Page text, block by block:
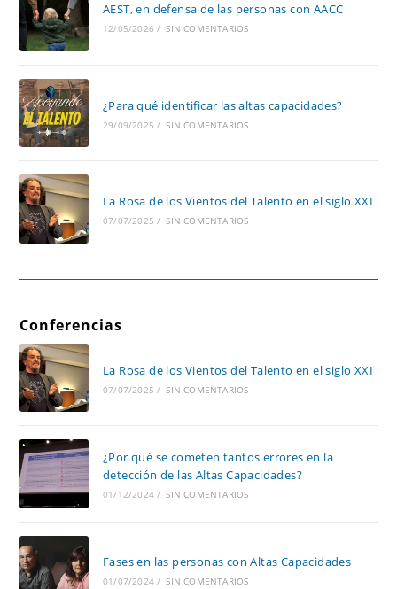
AEST, en defensa de las personas con AACC
12/05/2026 / SIN COMENTARIOS
¿Para qué identificar las altas capacidades?
29/09/2025 / SIN COMENTARIOS
La Rosa de los Vientos del Talento en el siglo XXI
07/07/2025 / SIN COMENTARIOS
Conferencias
La Rosa de los Vientos del Talento en el siglo XXI
07/07/2025 / SIN COMENTARIOS
¿Por qué se cometen tantos errores en la
detección de las Altas Capacidades?
01/12/2024 / SIN COMENTARIOS
Fases en las personas con Altas Capacidades
01/07/2024 / SIN COMENTARIOS